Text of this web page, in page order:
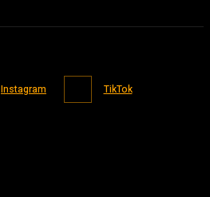
Instagram TikTok